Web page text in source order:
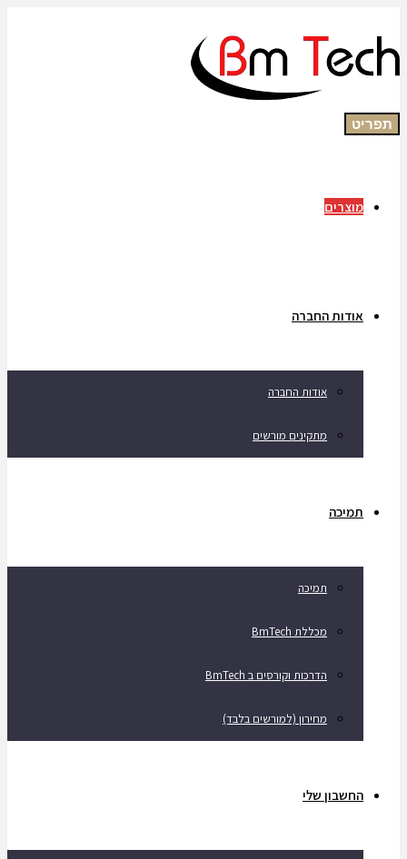
תפריט
מוצרים
אודות החברה
אודות החברה
מתקינים מורשים
תמיכה
תמיכה
מכללת BmTech
הדרכות וקורסים ב BmTech
מחירון (למורשים בלבד)
החשבון שלי